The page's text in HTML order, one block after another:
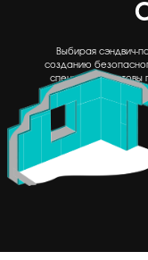
Выбирая сэндвич-
созданию
специалисты